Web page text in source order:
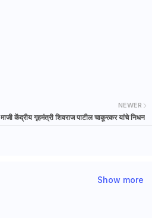
NEWER
माजी केंद्रीय गृहमंत्री शिवराज पाटील चाकूरकर यांचे निधन
Show more